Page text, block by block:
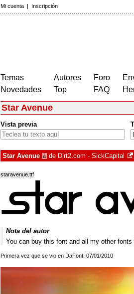
Mi cuenta | Inscripción
Temas
Novedades
Autores
Top
Foro
FAQ
Star Avenue
Vista previa
Star Avenue à de Dirt2.com - SickCapital
staravenue.ttf
Nota del autor
You can buy this font and all my other
Primera vez que se vio en DaFont: 07/01/2010